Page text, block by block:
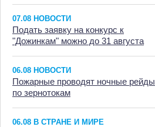
07.08 НОВОСТИ
Подать заявку на конкурс к
"Дожинкам" можно до 31 августа
06.08 НОВОСТИ
Пожарные проводят ночные рейды
по зернотокам
06.08 В СТРАНЕ И МИРЕ